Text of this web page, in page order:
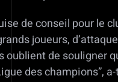
de conseil pour le
joueurs,
oublient de souligner
des champions”,